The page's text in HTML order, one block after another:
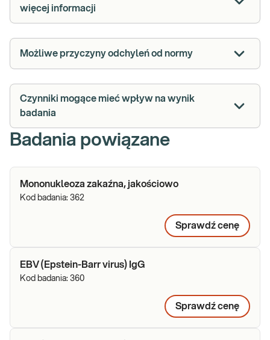
więcej informacji
Możliwe przyczyny odchyleń od normy
Czynniki mogące mieć wpływ na wynik
badania
Badania powiązane
Mononukleoza zakaźna, jakościowo
Kod badania: 362
Sprawdź cenę
EBV (Epstein-Barr virus) IgG
Kod badania: 360
Sprawdź cenę